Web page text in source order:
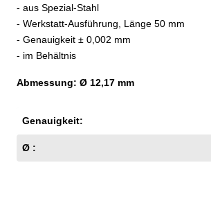
- aus Spezial-Stahl
- Werkstatt-Ausführung, Länge 50 mm
- Genauigkeit ± 0,002 mm
- im Behältnis
Abmessung: Ø 12,17 mm
Genauigkeit:
Ø :